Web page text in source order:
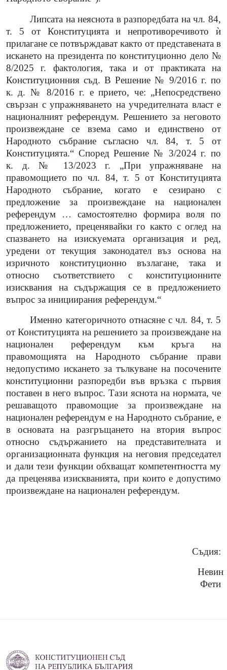
Липсата на неяснота в разпоредбата на чл. 84,
т. 5 от Конституцията и непротиворечивото ѝ
прилагане се потвърждават както от представената в
искането на президента по конституционно дело №
8/2025 г. фактология, така и от практиката на
Конституционния съд. В Решение № 9/2016 г. по
к. д. № 8/2016 г. е прието, че: „Непосредствено
свързан с упражняването на учредителната власт е
националният референдум. Решението за неговото
произвеждане се взема само и единствено от
Народното събрание съгласно чл. 84, т. 5 от
Конституцията.“ Според Решение № 3/2024 г. по
к. д. № 13/2023 г. „При упражняване на
правомощието по чл. 84, т. 5 от Конституцията
Народното събрание, когато е сезирано с
предложение за произвеждане на национален
референдум … самостоятелно формира воля по
предложението, преценявайки го както с оглед на
спазването на изискуемата организация и ред,
уредени от текущия законодател въз основа на
изричното конституционно възлагане, така и
относно съответствието с конституционните
изисквания на съдържащия се в предложението
въпрос за инициирания референдум.“
Именно категоричното отнасяне с чл. 84, т. 5
от Конституцията на решението за произвеждане на
национален референдум към кръга на
правомощията на Народното събрание прави
недопустимо искането за тълкуване на посочените
конституционни разпоредби във връзка с първия
поставен в него въпрос. Тази яснота на нормата, че
решаващото правомощие за произвеждане на
национален референдум е на Народното събрание, е
в основата на разгръщането на втория въпрос
относно съдържанието на представителната и
организационната функция на неговия председател
и дали тези функции обхващат компетентността му
да преценява изискванията, при които е допустимо
произвеждане на национален референдум.
Съдия:
Невин
Фети